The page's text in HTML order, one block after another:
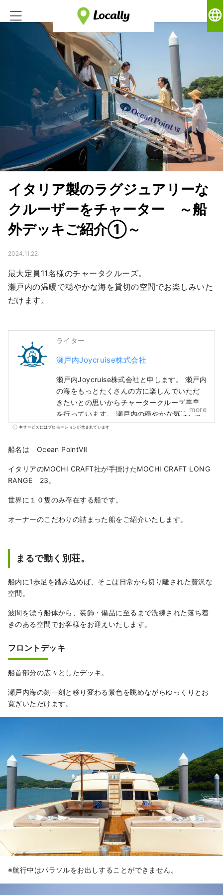
language
イタリア製のラグジュアリーな
クルーザーをチャーター ～船
外デッキご紹介①～
2024.11.22
最大定員11名様のチャータクルーズ。
瀬戸内の温暖で穏やかな海を貸切の空間でお楽しみいた
だけます。
ライター
瀬戸内Joycruise株式会社
瀬戸内Joycruise株式会社と申します。 瀬戸内
の海をもっとたくさんの方に楽しんでいただ
きたいとの思いからチャータークルーズ事業
を行っています。 瀬戸内の穏やかな気候と世
界に誇る他島美と、専属シェフが手掛けるお
いただけます。 地上では体験できない"非日
more
本サービスにはプロモーションが含まれています
船名は Ocean PointⅦ
イタリアのMOCHI CRAFT社が手掛けたMOCHI CRAFT LONG
RANGE 23。
世界に１０隻のみ存在する船です。
オーナーのこだわりの詰まった船をご紹介いたします。
まるで動く別荘。
船内に1歩足を踏み込めば、そこは日常から切り離された贅沢な
空間。
波間を漂う船体から、装飾・備品に至るまで洗練された落ち着
きのある空間でお客様をお迎えいたします。
フロントデッキ
船首部分の広々としたデッキ。
瀬戸内海の刻一刻と移り変わる景色を眺めながらゆっくりとお
寛ぎいただけます。
※航行中はパラソルをお出しすることができません。